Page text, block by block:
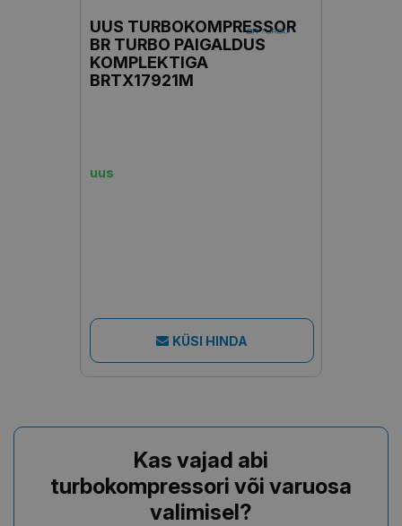
UUS TURBOKOMPRESSOR
BR TURBO PAIGALDUS
KOMPLEKTIGA
BRTX17921M
uus
KÜSI HINDA
Kas vajad abi
turbokompressori või varuosa
valimisel?